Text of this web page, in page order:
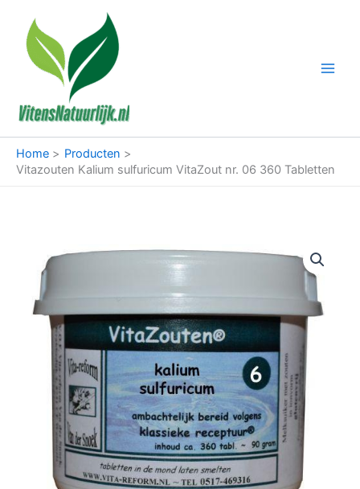
inhoud
Home
Producten
Vitazouten Kalium sulfuricum VitaZout nr. 06 360 Tabletten